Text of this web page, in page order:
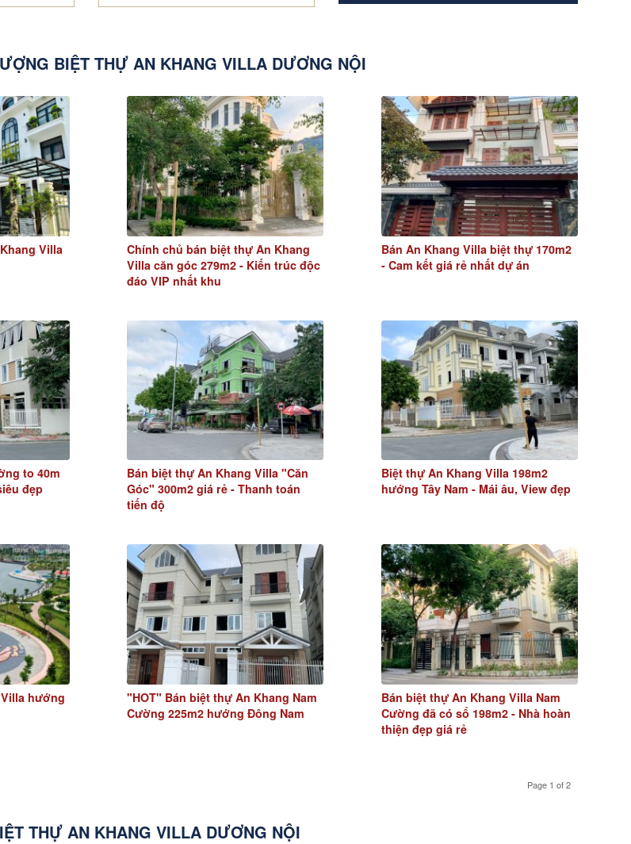
BIỆT THỰ AN KHANG VILLA DƯƠNG NỘI
Villa
Chính chủ bán biệt thự An Khang
Villa căn góc 279m2 - Kiến trúc độc
đáo VIP nhất khu
Bán An Khang Villa biệt thự 170m2
- Cam kết giá rẻ nhất dự án
to 40m
đẹp
Bán biệt thự An Khang Villa "Căn
Góc" 300m2 giá rẻ - Thanh toán
tiến độ
Biệt thự An Khang Villa 198m2
hướng Tây Nam - Mái âu, View đẹp
hướng
"HOT" Bán biệt thự An Khang Nam
Cường 225m2 hướng Đông Nam
Bán biệt thự An Khang Villa Nam
Cường đã có sổ 198m2 - Nhà hoàn
thiện đẹp giá rẻ
Page 1 of 2
THỰ AN KHANG VILLA DƯƠNG NỘI